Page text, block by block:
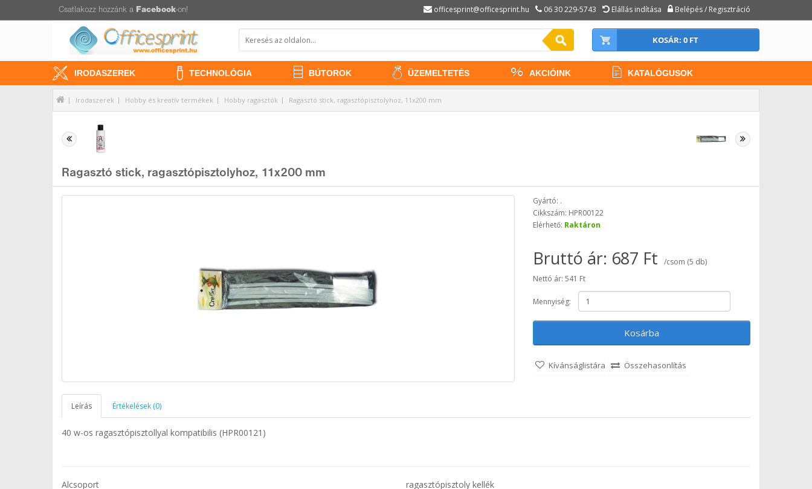
Csatlakozz hozzánk a Facebook-on! officesprint@officesprint.hu 06 30 229-5743 Elállás indítása Belépés / Regisztráció
KOSÁR: 0 FT
IRODASZEREK TECHNOLÓGIA BÚTOROK ÜZEMELTETÉS AKCIÓINK KATALÓGUSOK
Irodaszerek Hobby és kreatív termékek Hobby ragasztók Ragasztó stick, ragasztópisztolyhoz, 11x200 mm
Ragasztó stick, ragasztópisztolyhoz, 11x200 mm
Gyártó: .
Cikkszám: HPR00122
Elérhető: Raktáron
Bruttó ár: 687 Ft
/csom (5 db)
Nettó ár: 541 Ft
Mennyiség:
Kosárba
Kívánságlistára Összehasonlítás
Leírás Értékelések (0)
40 w-os ragasztópisztollyal kompatibilis (HPR00121)
Alcsoport ragasztópisztoly kellék